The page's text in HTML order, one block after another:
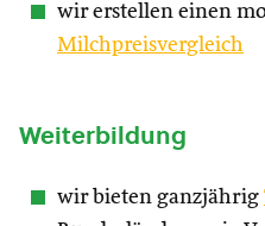
wir erstellen einen
Milchpreisvergleich
Weiterbildung
wir bieten ganzjährig